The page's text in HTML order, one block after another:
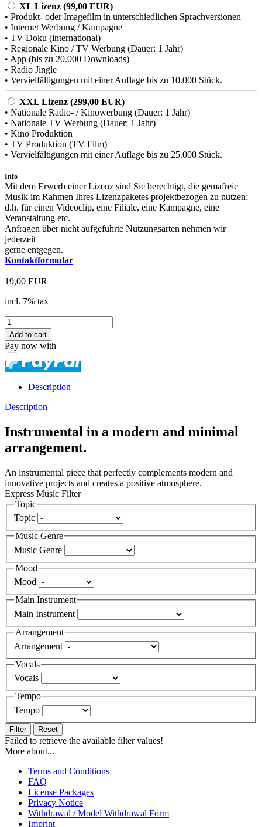
XL Lizenz (99,00 EUR)
• Produkt- oder Imagefilm in unterschiedlichen Sprachversionen
• Internet Werbung / Kampagne
• TV Doku (international)
• Regionale Kino / TV Werbung (Dauer: 1 Jahr)
• App (bis zu 20.000 Downloads)
• Radio Jingle
• Vervielfältigungen mit einer Auflage bis zu 10.000 Stück.
XXL Lizenz (299,00 EUR)
• Nationale Radio- / Kinowerbung (Dauer: 1 Jahr)
• Nationale TV Werbung (Dauer: 1 Jahr)
• Kino Produktion
• TV Produktion (TV Film)
• Vervielfältigungen mit einer Auflage bis zu 25.000 Stück.
Info
Mit dem Erwerb einer Lizenz sind Sie berechtigt, die gemafreie
Musik im Rahmen Ihres Lizenzpaketes projektbezogen zu nutzen;
d.h. für einen Videoclip, eine Filiale, eine Kampagne, eine
Veranstaltung etc.
Anfragen über nicht aufgeführte Nutzungsarten nehmen wir
jederzeit
gerne entgegen.
Kontaktformular
19,00 EUR
incl. 7% tax
Pay now with
Description
Description
Instrumental in a modern and minimal
arrangement.
An instrumental piece that perfectly complements modern and
innovative projects and creates a positive atmosphere.
Express Music Filter
Topic
Topic
Music Genre
Music Genre
Mood
Mood
Main Instrument
Main Instrument
Arrangement
Arrangement
Vocals
Vocals
Tempo
Tempo
Filter Reset
Failed to retrieve the available filter values!
More about...
Terms and Conditions
FAQ
License Packages
Privacy Notice
Withdrawal / Model Withdrawal Form
Imprint